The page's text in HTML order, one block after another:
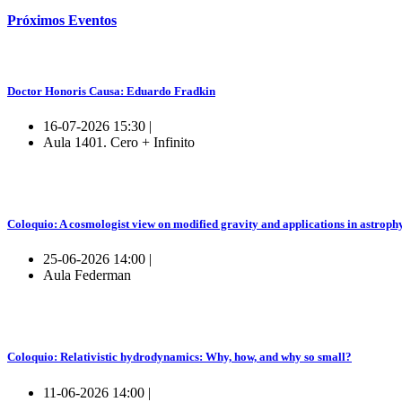
Próximos Eventos
Doctor Honoris Causa: Eduardo Fradkin
16-07-2026 15:30 |
Aula 1401. Cero + Infinito
Coloquio: A cosmologist view on modified gravity and applications in
25-06-2026 14:00 |
Aula Federman
Coloquio: Relativistic hydrodynamics: Why, how, and why so small?
11-06-2026 14:00 |